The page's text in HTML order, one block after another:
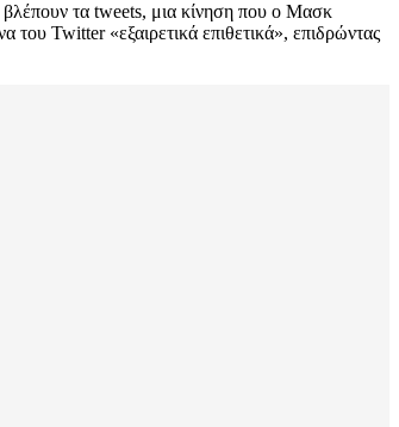
βλέπουν τα tweets, μια κίνηση που ο Μασκ
Twitter «εξαιρετικά επιθετικά», επιδρώντας